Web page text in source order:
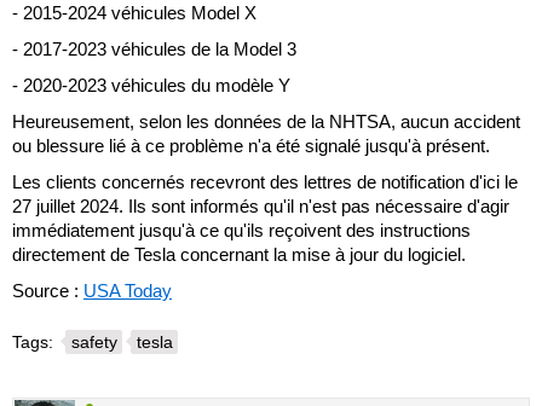
- 2015-2024 véhicules Model X
- 2017-2023 véhicules de la Model 3
- 2020-2023 véhicules du modèle Y
Heureusement, selon les données de la NHTSA, aucun accident
ou blessure lié à ce problème n'a été signalé jusqu'à présent.
Les clients concernés recevront des lettres de notification d'ici le
27 juillet 2024. Ils sont informés qu'il n'est pas nécessaire d'agir
immédiatement jusqu'à ce qu'ils reçoivent des instructions
directement de Tesla concernant la mise à jour du logiciel.
Source : USA Today
Tags: safety tesla